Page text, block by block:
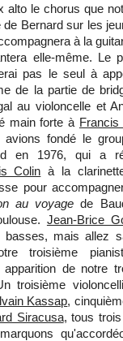
alto le chorus que
Bernard sur les
à la
elle-même. Le
pas le seul à
de la partie de
au violoncelle et
main forte à Francis
fondé le
en 1976, qui a
Colin à la
pour
au voyage de
Jean-Brice
basses, mais allez
troisième
de notre
troisième
Kassap,
Siracusa, tous